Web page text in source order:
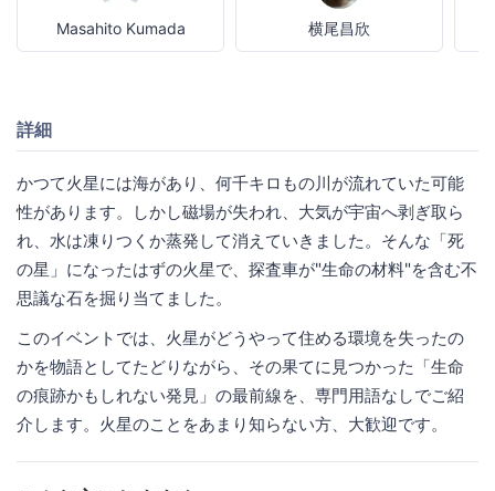
Masahito Kumada 横尾昌欣
詳細
かつて火星には海があり、何千キロもの川が流れていた可能
性があります。しかし磁場が失われ、大気が宇宙へ剥ぎ取ら
れ、水は凍りつくか蒸発して消えていきました。そんな「死
の星」になったはずの火星で、探査車が"生命の材料"を含む不
思議な石を掘り当てました。
このイベントでは、火星がどうやって住める環境を失ったの
かを物語としてたどりながら、その果てに見つかった「生命
の痕跡かもしれない発見」の最前線を、専門用語なしでご紹
介します。火星のことをあまり知らない方、大歓迎です。